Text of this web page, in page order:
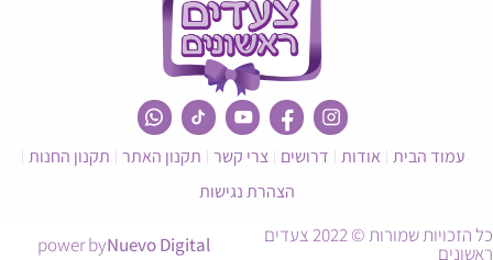
עמוד הבית אודות דרושים צרי קשר תקנון האתר תקנון החנות
הצהרת נגישות
כל הזכויות שמורות © 2022 צעדים
ראשונים power byNuevo Digital